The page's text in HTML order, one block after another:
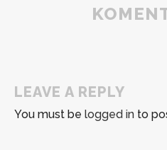
LEAVE A REPLY
You must be logged in to